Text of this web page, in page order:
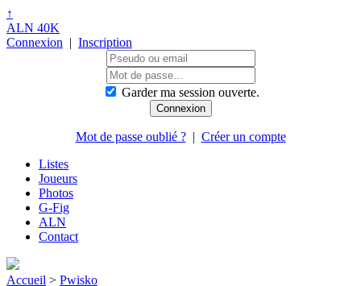
↑
ALN 40K
Connexion | Inscription
Garder ma session ouverte.
Mot de passe oublié ?| Créer un compte
Listes
Joueurs
Photos
G-Fig
ALN
Contact
Accueil > Pwisko